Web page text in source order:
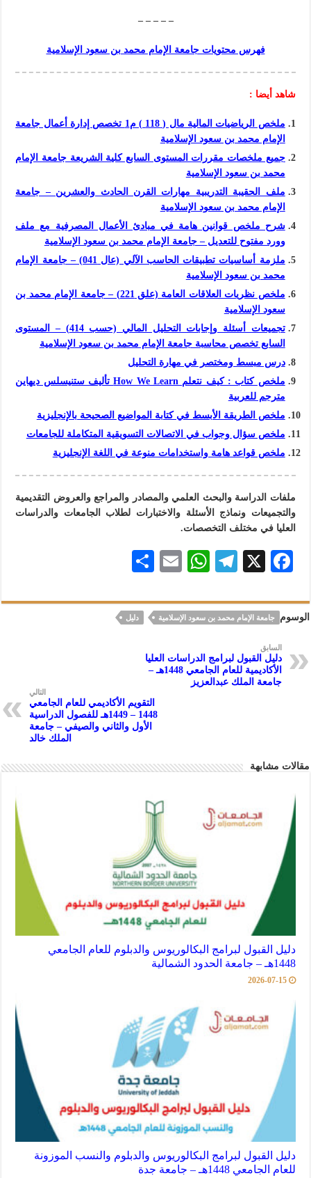
– – – – –
فهرس محتويات جامعة الإمام محمد بن سعود الإسلامية
شاهد أيضا :
ملخص الرياضيات المالية مال ( 118 ) م1 تخصص إدارة أعمال جامعة
الإمام محمد بن سعود الإسلامية
جميع ملخصات مقررات المستوى السابع كلية الشريعة جامعة الإمام
محمد بن سعود الإسلامية
ملف الحقيبة التدريبية مهارات القرن الحادث والعشرين – جامعة
الإمام محمد بن سعود الإسلامية
شرح ملخص قوانين هامة في مبادئ الأعمال المصرفية مع ملف
وورد مفتوح للتعديل – جامعة الإمام محمد بن سعود الإسلامية
ملزمة أساسيات تطبيقات الحاسب الآلي (عال 041) – جامعة الإمام
محمد بن سعود الإسلامية
ملخص نظريات العلاقات العامة (علق 221) – جامعة الإمام محمد بن
سعود الإسلامية
تجميعات أسئلة وإجابات التحليل المالي (حسب 414) – المستوى
السابع تخصص محاسبة جامعة الإمام محمد بن سعود الإسلامية
درس مبسط ومختصر في مهارة التحليل
ملخص كتاب : كيف نتعلم How We Learn تأليف ستنيسلس ديهاين
مترجم للعربية
ملخص الطريقة الأبسط في كتابة المواضيع الصحيحة بالإنجليزية
ملخص سؤال وجواب في الاتصالات التسويقية المتكاملة للجامعات
ملخص قواعد هامة واستخدامات منوعة في اللغة الإنجليزية
ملفات الدراسة والبحث العلمي والمصادر والمراجع والعروض التقديمية
والتجميعات ونماذج الأسئلة والاختبارات لطلاب الجامعات والدراسات
العليا في مختلف التخصصات.
F
eb
oo
k
X
Te
gr
a
m
W
at
s
A
p
E
ai
l
ar
e
الوسوم جامعة الإمام محمد بن سعود الإسلامية دليل
السابق
دليل القبول لبرامج الدراسات العليا
الأكاديمية للعام الجامعي 1448هـ –
جامعة الملك عبدالعزيز
التالي
التقويم الأكاديمي للعام الجامعي
1448 – 1449هـ للفصول الدراسية
الأول والثاني والصيفي – جامعة
الملك خالد
مقالات مشابهة
دليل القبول لبرامج البكالوريوس والدبلوم للعام الجامعي
1448هـ – جامعة الحدود الشمالية
2026-07-15
دليل القبول لبرامج البكالوريوس والدبلوم والنسب الموزونة
للعام الجامعي 1448هـ – جامعة جدة